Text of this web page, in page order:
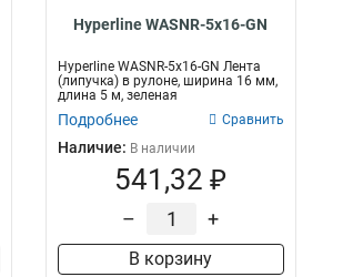
Hyperline WASNR-5x16-GN
Hyperline WASNR-5x16-GN Лента
(липучка) в рулоне, ширина 16 мм,
длина 5 м, зеленая
Подробнее Сравнить
Наличие: В наличии
541,32 ₽
– +
В корзину